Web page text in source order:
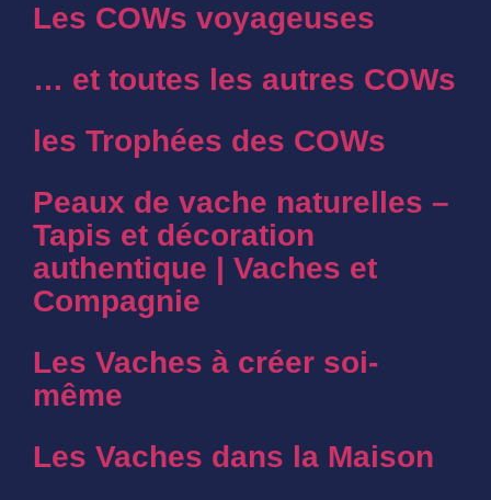
Les COWs voyageuses
… et toutes les autres COWs
les Trophées des COWs
Peaux de vache naturelles –
Tapis et décoration
authentique | Vaches et
Compagnie
Les Vaches à créer soi-
même
Les Vaches dans la Maison